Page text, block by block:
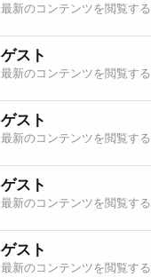
最新のコンテンツを閲覧する
ゲスト
最新のコンテンツを閲覧する
ゲスト
最新のコンテンツを閲覧する
ゲスト
最新のコンテンツを閲覧する
ゲスト
最新のコンテンツを閲覧する